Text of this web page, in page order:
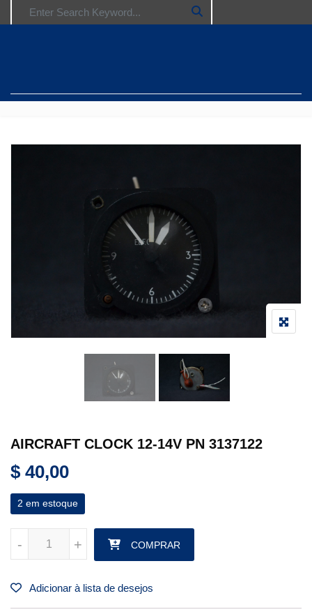
AIRCRAFT CLOCK 12-14V PN 3137122
$ 40,00
2 em estoque
AIRCRAFT CLOCK 12-14V PN 3137122 quantidade
+
- +
- COMPRAR
Adicionar à lista de desejos